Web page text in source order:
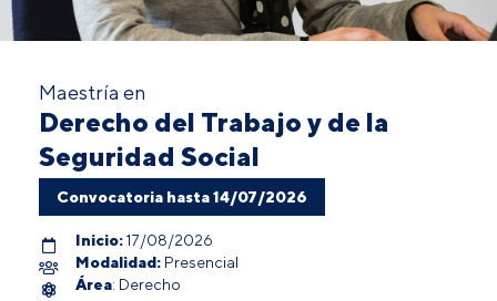
Maestría en
Derecho del Trabajo y de la
Seguridad Social
Convocatoria hasta 14/07/2026
Inicio:17/08/2026
Modalidad: Presencial
Área: Derecho